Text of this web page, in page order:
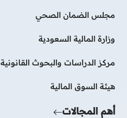
مجلس الضمان الصحي
وزارة المالية السعودية
مركز الدراسات والبحوث القانونية
هيئة السوق المالية
أهم المجالات